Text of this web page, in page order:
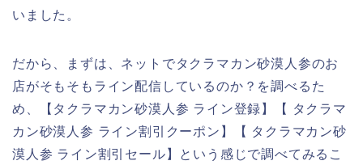
いました。
だから、まずは、ネットでタクラマカン砂漠人参のお
店がそもそもライン配信しているのか？を調べるた
め、【タクラマカン砂漠人参 ライン登録】【 タクラマ
カン砂漠人参 ライン割引クーポン】【 タクラマカン砂
漠人参 ライン割引セール】という感じで調べてみるこ